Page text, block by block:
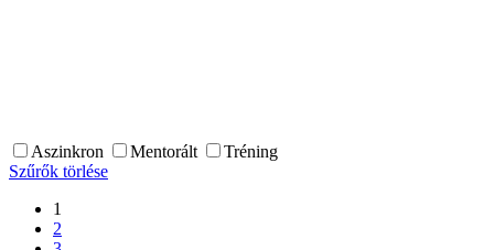
Aszinkron Mentorált
Tréning
Szűrők törlése
1
2